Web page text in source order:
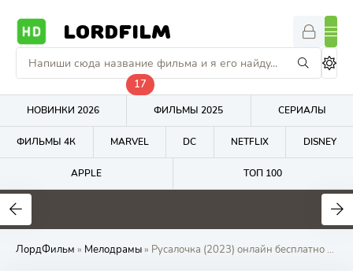
LORDFILM
НОВИНКИ 2026
17
ФИЛЬМЫ 2025 СЕРИАЛЫ
ФИЛЬМЫ 4К MARVEL DC NETFLIX DISNEY
APPLE ТОП 100
0
ЛордФильм » Мелодрамы» Русалочка (2023) онлайн бесплатно на LordFilm